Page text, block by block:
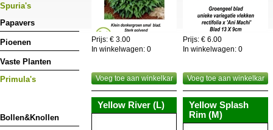
Spuria's
Papavers
Pioenen
Vaste Planten
Primula's
Bollen&Knollen
Prijs: € 3.00
In winkelwagen: 0
Voeg toe aan winkelkar
Prijs: € 6.00
In winkelwagen: 0
Voeg toe aan winkelkar
Yellow River (L)
Yellow Splash
Rim (M)